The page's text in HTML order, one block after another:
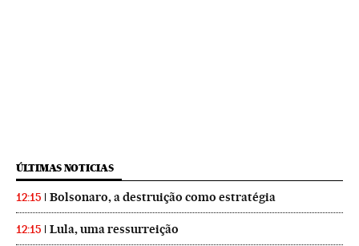
ÚLTIMAS NOTICIAS
12:15 Bolsonaro, a destruição como estratégia
12:15 Lula, uma ressurreição